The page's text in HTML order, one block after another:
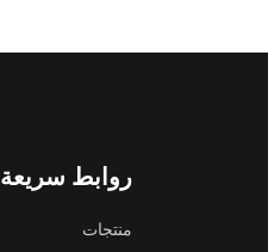
روابط سريعة
منتجات